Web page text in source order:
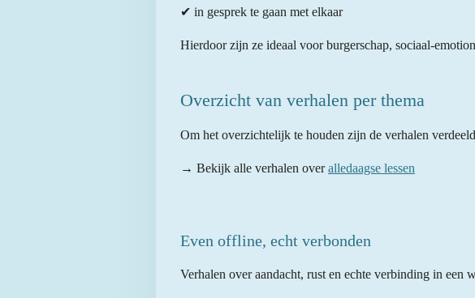
✔ in gesprek te gaan met elkaar
Hierdoor zijn ze ideaal voor burgerschap, sociaal-
Overzicht van verhalen per thema
Om het overzichtelijk te houden zijn de verhalen
→ Bekijk alle verhalen overalledaagse lessen
Even offline, echt verbonden
Verhalen over aandacht, rust en echte verbinding in een